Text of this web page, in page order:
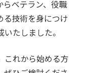
らベテラン、役職
る技術を身につけ
たしました。
これから始める方